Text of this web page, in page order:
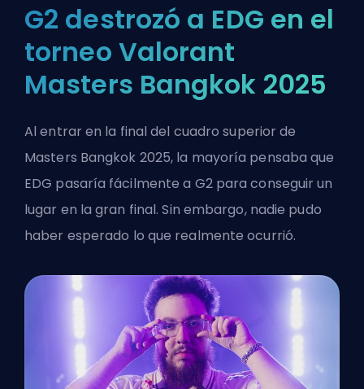
G2 destrozó a EDG en el
torneo Valorant
Masters Bangkok 2025
Al entrar en la final del cuadro superior de
Masters Bangkok 2025, la mayoría pensaba que
EDG pasaría fácilmente a G2 para conseguir un
lugar en la gran final. Sin embargo, nadie pudo
haber esperado lo que realmente ocurrió.